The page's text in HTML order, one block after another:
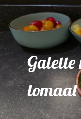
Galette
tomaat